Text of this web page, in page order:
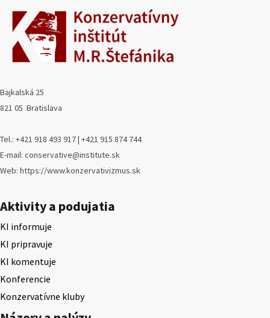
Bajkalská 25
821 05 Bratislava
Tel.: +421 918 493 917 | +421 915 874 744
E-mail: conservative@institute.sk
Web: https://www.konzervativizmus.sk
Aktivity a podujatia
KI informuje
KI pripravuje
KI komentuje
Konferencie
Konzervatívne kluby